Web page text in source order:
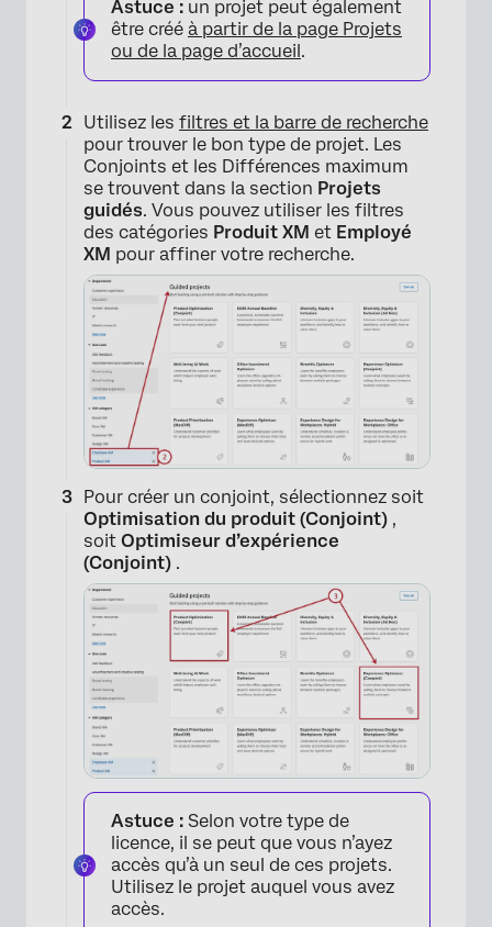
Astuce : un projet peut également
être créé à partir de la page Projets
ou de la page d’accueil.
Utilisez les filtres et la barre de recherche
pour trouver le bon type de projet. Les
Conjoints et les Différences maximum
se trouvent dans la section Projets
guidés. Vous pouvez utiliser les filtres
des catégories Produit XM et Employé
XM pour affiner votre recherche.
Pour créer un conjoint, sélectionnez soit
Optimisation du produit (Conjoint) ,
soit Optimiseur d’expérience
(Conjoint) .
Astuce : Selon votre type de
licence, il se peut que vous n’ayez
accès qu’à un seul de ces projets.
Utilisez le projet auquel vous avez
accès.